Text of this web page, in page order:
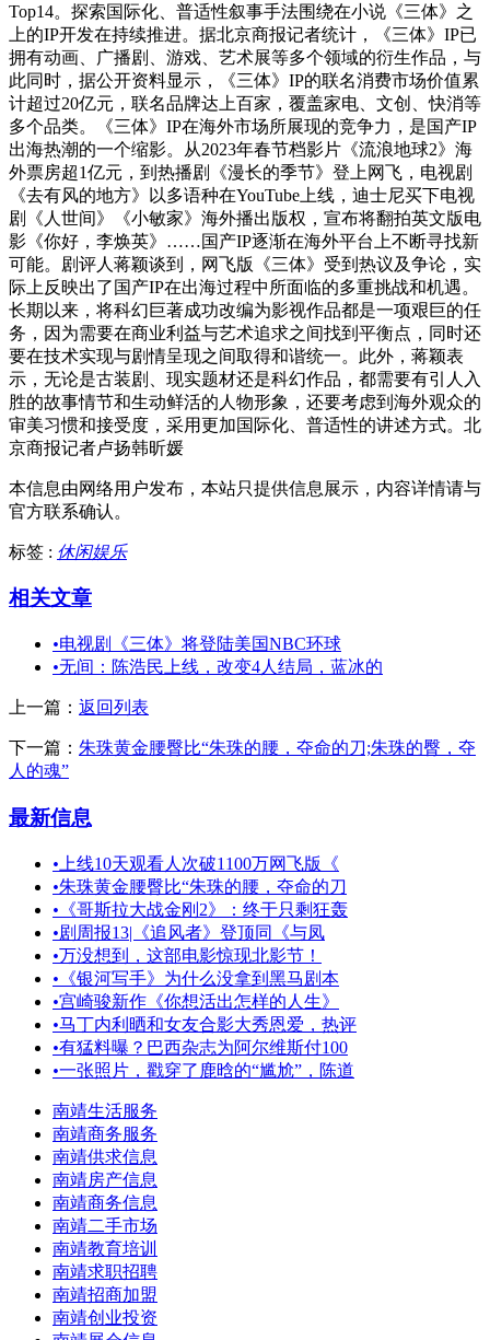
Top14。探索国际化、普适性叙事手法围绕在小说《三体》之
上的IP开发在持续推进。据北京商报记者统计，《三体》IP已
拥有动画、广播剧、游戏、艺术展等多个领域的衍生作品，与
此同时，据公开资料显示，《三体》IP的联名消费市场价值累
计超过20亿元，联名品牌达上百家，覆盖家电、文创、快消等
多个品类。《三体》IP在海外市场所展现的竞争力，是国产IP
出海热潮的一个缩影。从2023年春节档影片《流浪地球2》海
外票房超1亿元，到热播剧《漫长的季节》登上网飞，电视剧
《去有风的地方》以多语种在YouTube上线，迪士尼买下电视
剧《人世间》《小敏家》海外播出版权，宣布将翻拍英文版电
影《你好，李焕英》……国产IP逐渐在海外平台上不断寻找新
可能。剧评人蒋颖谈到，网飞版《三体》受到热议及争论，实
际上反映出了国产IP在出海过程中所面临的多重挑战和机遇。
长期以来，将科幻巨著成功改编为影视作品都是一项艰巨的任
务，因为需要在商业利益与艺术追求之间找到平衡点，同时还
要在技术实现与剧情呈现之间取得和谐统一。此外，蒋颖表
示，无论是古装剧、现实题材还是科幻作品，都需要有引人入
胜的故事情节和生动鲜活的人物形象，还要考虑到海外观众的
审美习惯和接受度，采用更加国际化、普适性的讲述方式。北
京商报记者卢扬韩昕媛
本信息由网络用户发布， 本站只提供信息展示，内容详情请与
官方联系确认。
标签 : 休闲娱乐
相关文章
•电视剧《三体》将登陆美国NBC环球
•无间：陈浩民上线，改变4人结局，蓝冰的
上一篇： 返回列表
下一篇： 朱珠黄金腰臀比“朱珠的腰，夺命的刀;朱珠的臀，夺
人的魂”
最新信息
• 上线10天观看人次破1100万网飞版《
•朱珠黄金腰臀比“朱珠的腰，夺命的刀
• 《哥斯拉大战金刚2》：终于只剩狂轰
•剧周报13|《追风者》登顶同《与凤
•万没想到，这部电影惊现北影节！
• 《银河写手》为什么没拿到黑马剧本
•宫崎骏新作《你想活出怎样的人生》
•马丁内利晒和女友合影大秀恩爱，热评
•有猛料曝？巴西杂志为阿尔维斯付100
•一张照片，戳穿了鹿晗的“尴尬”，陈道
南靖生活服务
南靖商务服务
南靖供求信息
南靖房产信息
南靖商务信息
南靖二手市场
南靖教育培训
南靖求职招聘
南靖招商加盟
南靖创业投资